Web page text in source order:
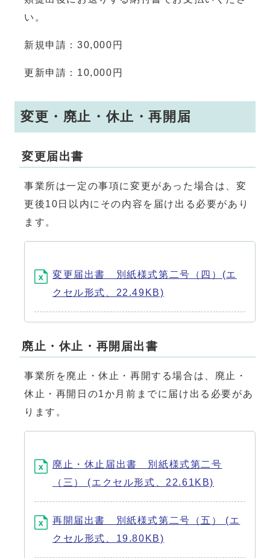
い。
新規申請：30,000円
更新申請：10,000円
変更・廃止・休止・再開届
変更届出書
事業所は一定の事項に変更があった場合は、変
更後10日以内にその内容を届け出る必要があり
ます。
変更届出書 別紙様式第二号（四）(エ
クセル形式、22.49KB)
廃止・休止・再開届出書
事業所を廃止・休止・再開する場合は、廃止・
休止・再開日の1か月前までに届け出る必要があ
ります。
廃止・休止届出書 別紙様式第二号
（三） (エクセル形式、22.61KB)
再開届出書 別紙様式第二号（五） (エ
クセル形式、19.80KB)